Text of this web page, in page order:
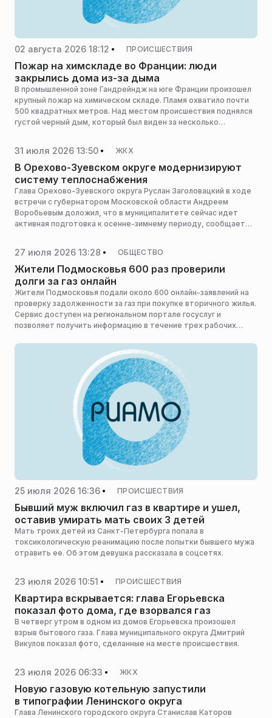
02 августа 2026 18:12 ПРОИСШЕСТВИЯ
Пожар на химскладе во Франции: люди
закрылись дома из-за дыма
В промышленной зоне Гандрейндж на юге Франции произошел
крупный пожар на химическом складе. Пламя охватило почти
500 квадратных метров. Над местом происшествия поднялся
густой черный дым, который был виден за несколько
31 июля 2026 13:50 ЖКХ
В Орехово-Зуевском округе модернизируют
систему теплоснабжения
Глава Орехово-Зуевского округа Руслан Заголовацкий в ходе
встречи с губернатором Московской области Андреем
Воробьевым доложил, что в муниципалитете сейчас идет
активная подготовка к осенне-зимнему периоду, сообщает
27 июля 2026 13:28 ОБЩЕСТВО
Жители Подмосковья 600 раз проверили
долги за газ онлайн
Жители Подмосковья подали около 600 онлайн-заявлений на
проверку задолженности за газ при покупке вторичного жилья.
Сервис доступен на региональном портале госуслуг и
позволяет получить информацию в течение трех рабочих
государственного управления, информационных технологий и
связи Московской области.
25 июля 2026 16:36 ПРОИСШЕСТВИЯ
Бывший муж включил газ в квартире и ушел,
оставив умирать мать своих 3 детей
Мать троих детей из Санкт-Петербурга попала в
токсикологическую реанимацию после попытки бывшего мужа
отравить ее. Об этом девушка рассказала в соцсетях.
23 июля 2026 10:51 ПРОИСШЕСТВИЯ
Квартира вскрывается: глава Егорьевска
показал фото дома, где взорвался газ
В четверг утром в одном из домов Егорьевска произошел
взрыв бытового газа. Глава муниципального округа Дмитрий
Викулов показал фото, сделанные на месте происшествия.
23 июля 2026 06:33 ЖКХ
Новую газовую котельную запустили
в типографии Ленинского округа
Глава Ленинского городского округа Станислав Каторов